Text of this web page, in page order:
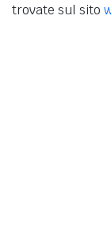
trovate sul sito